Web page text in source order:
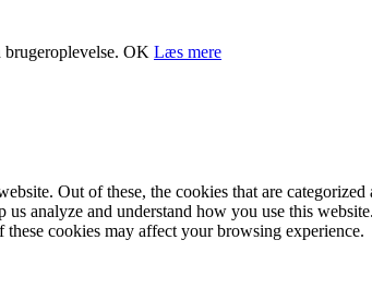
OK Læs mere
Out of these, the cookies that are categorized
analyze and understand how you use this
cookies may affect your browsing experience.